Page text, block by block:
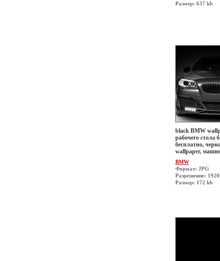
Размер: 637 kb
black BMW
рабочего стола
бесплатно,
wallpaper,
BMW
Формат: JPG
Разрешение:
Размер: 172 kb